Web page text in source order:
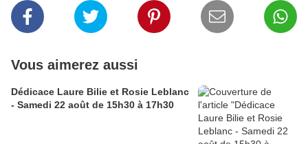
Vous aimerez aussi
Dédicace Laure Bilie et Rosie Leblanc
- Samedi 22 août de 15h30 à 17h30